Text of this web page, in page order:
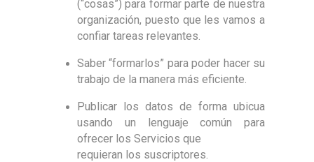
(“cosas”) para formar parte de nuestra
organización, puesto que les vamos a
confiar tareas relevantes.
Saber “formarlos” para poder hacer su
trabajo de la manera más eficiente.
Publicar los datos de forma ubicua
usando un lenguaje común para
ofrecer los Servicios que
requieran los suscriptores.